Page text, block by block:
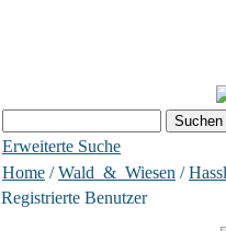
Erweiterte Suche
Home /Wald_&_Wiesen /
Registrierte Benutzer